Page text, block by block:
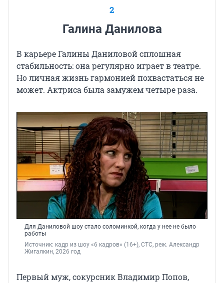
2
Галина Данилова
В карьере Галины Даниловой сплошная
стабильность: она регулярно играет в театре.
Но личная жизнь гармонией похвастаться не
может. Актриса была замужем четыре раза.
Для Даниловой шоу стало соломинкой, когда у нее не было
работы
Источник: кадр из шоу «6 кадров» (16+), СТС, реж. Александр
Жигалкин, 2026 год
Первый муж, сокурсник Владимир Попов,